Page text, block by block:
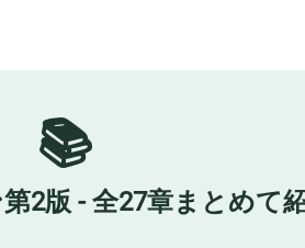
📚
2版 - 全27章まとめ